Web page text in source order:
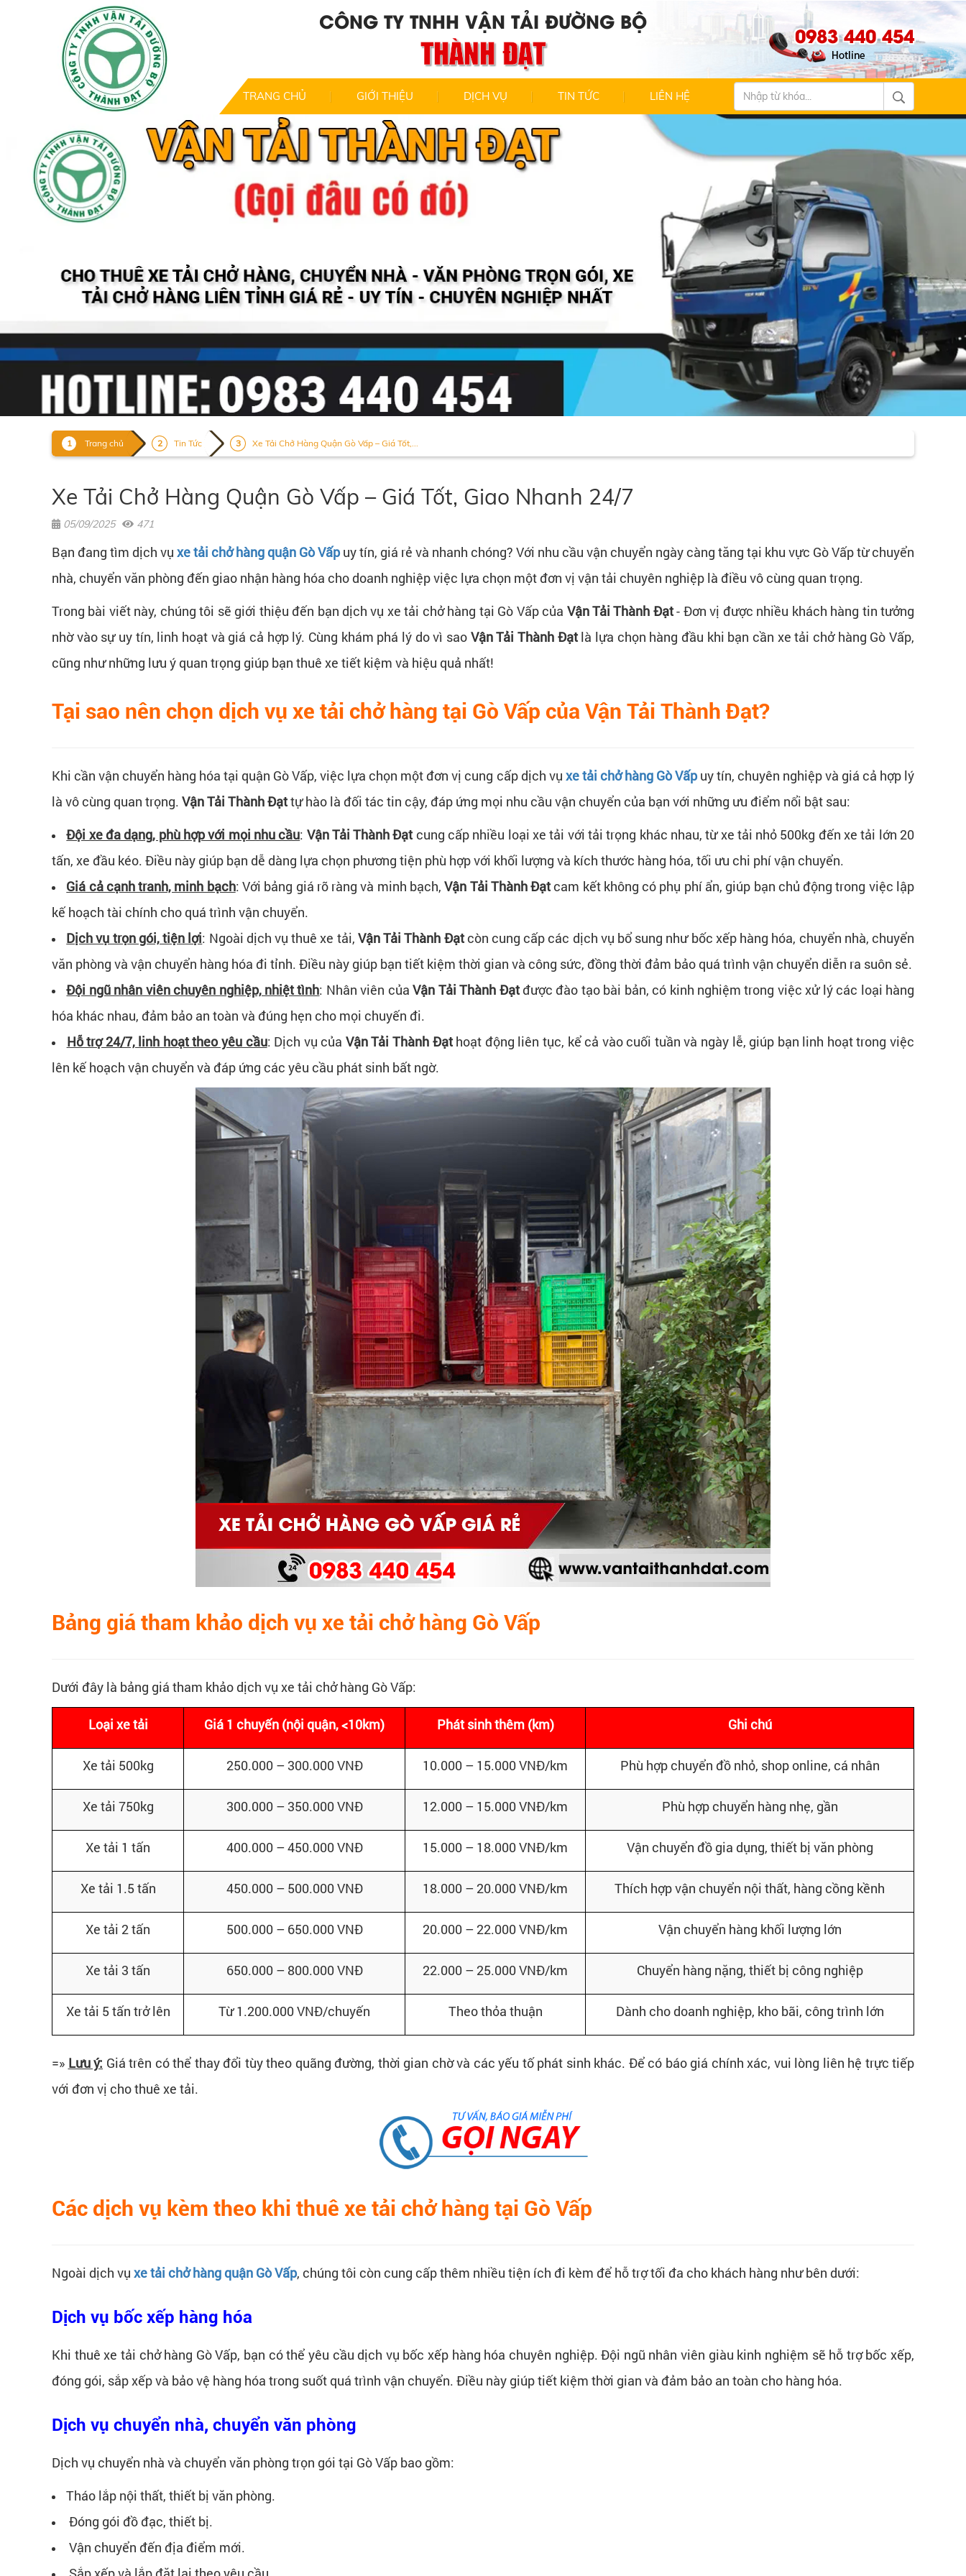
CÔNG TY TNHH VẬN TẢI ĐƯỜNG BỘ
THÀNH ĐẠT 0983 440 454
TRANG CHỦ GIỚI THIỆU DỊCH VỤ TIN TỨC LIÊN HỆ
Trang chủ Tin Tức Xe Tải Chở Hàng Quận Gò Vấp – Giá Tốt,...
Xe Tải Chở Hàng Quận Gò Vấp – Giá Tốt, Giao Nhanh 24/7
05/09/2025 471
Bạn đang tìm dịch vụ xe tải chở hàng quận Gò Vấp uy tín, giá rẻ và nhanh chóng? Với nhu cầu vận chuyển ngày càng tăng tại khu vực Gò Vấp từ chuyển
nhà, chuyển văn phòng đến giao nhận hàng hóa cho doanh nghiệp việc lựa chọn một đơn vị vận tải chuyên nghiệp là điều vô cùng quan trọng.
Trong bài viết này, chúng tôi sẽ giới thiệu đến bạn dịch vụ xe tải chở hàng tại Gò Vấp của Vận Tải Thành Đạt- Đơn vị được nhiều khách hàng tin tưởng
nhờ vào sự uy tín, linh hoạt và giá cả hợp lý. Cùng khám phá lý do vì sao Vận Tải Thành Đạtlà lựa chọn hàng đầu khi bạn cần xe tải chở hàng Gò Vấp,
cũng như những lưu ý quan trọng giúp bạn thuê xe tiết kiệm và hiệu quả nhất!
Tại sao nên chọn dịch vụ xe tải chở hàng tại Gò Vấp của Vận Tải Thành Đạt?
Khi cần vận chuyển hàng hóa tại quận Gò Vấp, việc lựa chọn một đơn vị cung cấp dịch vụ xe tải chở hàng Gò Vấpuy tín, chuyên nghiệp và giá cả hợp lý
là vô cùng quan trọng. Vận Tải Thành Đạttự hào là đối tác tin cậy, đáp ứng mọi nhu cầu vận chuyển của bạn với những ưu điểm nổi bật sau:​
Đội xe đa dạng, phù hợp với mọi nhu cầu: Vận Tải Thành Đạt cung cấp nhiều loại xe tải với tải trọng khác nhau, từ xe tải nhỏ 500kg đến xe tải lớn 20
tấn, xe đầu kéo. Điều này giúp bạn dễ dàng lựa chọn phương tiện phù hợp với khối lượng và kích thước hàng hóa, tối ưu chi phí vận chuyển.​
Giá cả cạnh tranh, minh bạch: Với bảng giá rõ ràng và minh bạch,Vận Tải Thành Đạtcam kết không có phụ phí ẩn, giúp bạn chủ động trong việc lập
kế hoạch tài chính cho quá trình vận chuyển.​
Dịch vụ trọn gói, tiện lợi: Ngoài dịch vụ thuê xe tải, Vận Tải Thành Đạtcòn cung cấp các dịch vụ bổ sung như bốc xếp hàng hóa, chuyển nhà, chuyển
văn phòng và vận chuyển hàng hóa đi tỉnh. Điều này giúp bạn tiết kiệm thời gian và công sức, đồng thời đảm bảo quá trình vận chuyển diễn ra suôn sẻ.​
Đội ngũ nhân viên chuyên nghiệp, nhiệt tình: Nhân viên củaVận Tải Thành Đạtđược đào tạo bài bản, có kinh nghiệm trong việc xử lý các loại hàng
hóa khác nhau, đảm bảo an toàn và đúng hẹn cho mọi chuyến đi.​
Hỗ trợ 24/7, linh hoạt theo yêu cầu: Dịch vụ của Vận Tải Thành Đạthoạt động liên tục, kể cả vào cuối tuần và ngày lễ, giúp bạn linh hoạt trong việc
lên kế hoạch vận chuyển và đáp ứng các yêu cầu phát sinh bất ngờ.​
Bảng giá tham khảo dịch vụ xe tải chở hàng Gò Vấp
Dưới đây là bảng giá tham khảo dịch vụ xe tải chở hàng Gò Vấp:
Loại xe tải Giá 1 chuyến (nội quận, <10km) Phát sinh thêm (km) Ghi chú
Xe tải 500kg 250.000 – 300.000 VNĐ 10.000 – 15.000 VNĐ/km Phù hợp chuyển đồ nhỏ, shop online, cá nhân
Xe tải 750kg 300.000 – 350.000 VNĐ 12.000 – 15.000 VNĐ/km Phù hợp chuyển hàng nhẹ, gần
Xe tải 1 tấn 400.000 – 450.000 VNĐ 15.000 – 18.000 VNĐ/km Vận chuyển đồ gia dụng, thiết bị văn phòng
Xe tải 1.5 tấn 450.000 – 500.000 VNĐ 18.000 – 20.000 VNĐ/km Thích hợp vận chuyển nội thất, hàng cồng kềnh
Xe tải 2 tấn 500.000 – 650.000 VNĐ 20.000 – 22.000 VNĐ/km Vận chuyển hàng khối lượng lớn
Xe tải 3 tấn 650.000 – 800.000 VNĐ 22.000 – 25.000 VNĐ/km Chuyển hàng nặng, thiết bị công nghiệp
Xe tải 5 tấn trở lên Từ 1.200.000 VNĐ/chuyến Theo thỏa thuận Dành cho doanh nghiệp, kho bãi, công trình lớn
=» Lưu ý: Giá trên có thể thay đổi tùy theo quãng đường, thời gian chờ và các yếu tố phát sinh khác. Để có báo giá chính xác, vui lòng liên hệ trực tiếp
với đơn vị cho thuê xe tải.
Các dịch vụ kèm theo khi thuê xe tải chở hàng tại Gò Vấp
Ngoài dịch vụ xe tải chở hàng quận Gò Vấp, chúng tôi còn cung cấp thêm nhiều tiện ích đi kèm để hỗ trợ tối đa cho khách hàng như bên dưới:
Dịch vụ bốc xếp hàng hóa
Khi thuê xe tải chở hàng Gò Vấp, bạn có thể yêu cầu dịch vụ bốc xếp hàng hóa chuyên nghiệp. Đội ngũ nhân viên giàu kinh nghiệm sẽ hỗ trợ bốc xếp,
đóng gói, sắp xếp và bảo vệ hàng hóa trong suốt quá trình vận chuyển. Điều này giúp tiết kiệm thời gian và đảm bảo an toàn cho hàng hóa.​
Dịch vụ chuyển nhà, chuyển văn phòng
Dịch vụ chuyển nhà và chuyển văn phòng trọn gói tại Gò Vấp bao gồm:​
Tháo lắp nội thất, thiết bị văn phòng.
Đóng gói đồ đạc, thiết bị.
Vận chuyển đến địa điểm mới.